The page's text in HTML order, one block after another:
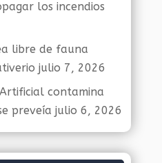
los incendios
libre de fauna
julio 7, 2026
contamina
preveía julio 6, 2026